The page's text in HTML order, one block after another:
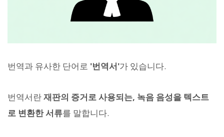
번역과 유사한 단어로 '번역서'가 있습니다.
번역서란재판의 증거로 사용되는, 녹음 음성을 텍스트
로 변환한 서류를 말합니다.